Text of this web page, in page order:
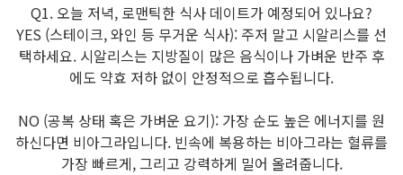
Q1. 오늘 저녁, 로맨틱한 식사 데이트가 예정되어 있나요?
YES (스테이크, 와인 등 무거운 식사): 주저 말고 시알리스를 선
택하세요. 시알리스는 지방질이 많은 음식이나 가벼운 반주 후
에도 약효 저하 없이 안정적으로 흡수됩니다.
NO (공복 상태 혹은 가벼운 요기): 가장 순도 높은 에너지를 원
하신다면 비아그라입니다. 빈속에 복용하는 비아그라는 혈류를
가장 빠르게, 그리고 강력하게 밀어 올려줍니다.